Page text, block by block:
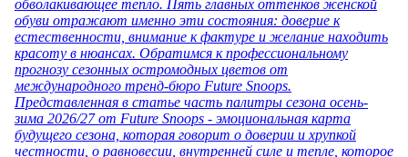
обволакивающее тепло. Пять главных оттенков женской
обуви отражают именно эти состояния: доверие к
естественности, внимание к фактуре и желание находить
красоту в нюансах. Обратимся к профессиональному
прогнозу сезонных остромодных цветов от
международного тренд-бюро Future Snoops.
Представленная в статье часть палитры сезона осень-
зима 2026/27 от Future Snoops - эмоциональная карта
будущего сезона, которая говорит о доверии и хрупкой
честности, о равновесии, внутренней силе и тепле, которое